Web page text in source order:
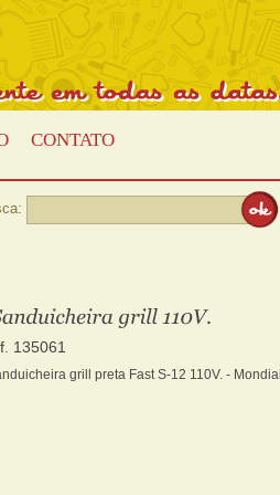
CONTATO
135061
grill preta Fast S-12 110V. - Mondial